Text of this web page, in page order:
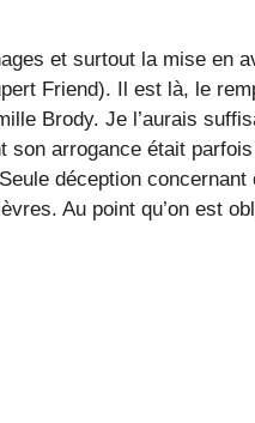
et surtout la mise en
Friend). Il est là, le
Brody. Je l’aurais
son arrogance était
déception
Au point qu’on est